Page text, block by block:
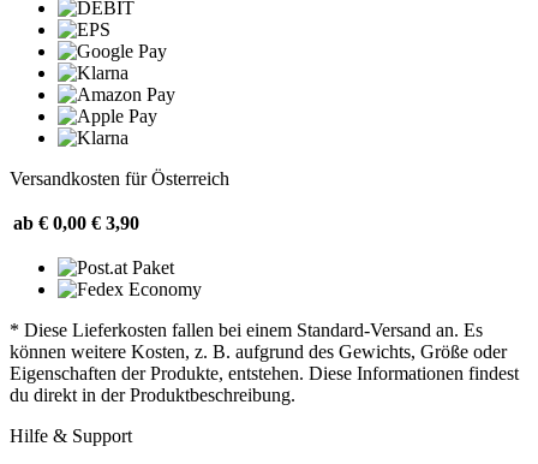
Versandkosten für Österreich
ab € 0,00 € 3,90
* Diese Lieferkosten fallen bei einem Standard-Versand an. Es
können weitere Kosten, z. B. aufgrund des Gewichts, Größe oder
Eigenschaften der Produkte, entstehen. Diese Informationen findest
du direkt in der Produktbeschreibung.
Hilfe & Support